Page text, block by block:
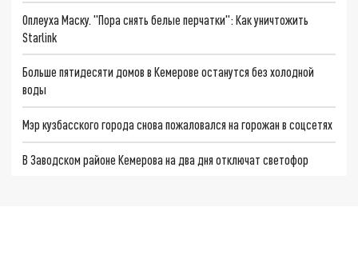
Оплеуха Маску. "Пора снять белые перчатки": Как уничтожить
Starlink
Больше пятидесяти домов в Кемерове останутся без холодной
воды
Мэр кузбасского города снова пожаловался на горожан в соцсетях
В Заводском районе Кемерова на два дня отключат светофор